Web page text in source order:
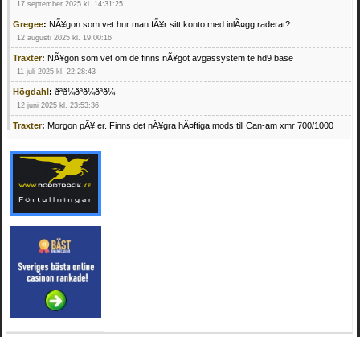
17 september 2025 kl. 14:31:25
Gregee: NÃ¥gon som vet hur man fÃ¥r sitt konto med inlÃ¤gg raderat?
12 augusti 2025 kl. 19:00:16
Traxter: NÃ¥gon som vet om de finns nÃ¥got avgassystem te hd9 base
11 juli 2025 kl. 22:28:43
Högdahl: ðªð¼ðªð¼ðªð¼
12 juni 2025 kl. 23:53:36
Traxter: Morgon pÃ¥ er. Finns det nÃ¥gra hÃ¤ftiga mods till Can-am xmr 700/1000
Mrhandsome:SÃ¶ker defekta/trasiga fyrhjulingar. Jag betalar bra och du kan nÃ¥ mig
pÃ¥ 0709955029 eller hv.alexandersson@gmail.com ifall du har en som du vill sÃ¤lja
mvh Hugo
21 februari 2025 kl. 09:25:52
Oscar5:NÃ¥gon som vet vad man kan begÃ¤ra fÃ¶r en Honda TRX 350 FE 2005
4 februari 2025 kl. 19:20:50
Oscar5:44
4 februari 2025 kl. 19:15:36
Greger59:NÃ¤gon som vet har en Cetek 500 EFI
15 januari 2025 kl. 23:49:44
Mrhandsome:SÃÂ¶ker defekta/trasiga fyrhjulingar. Jag betalar bra och du kan nÃÂ¥